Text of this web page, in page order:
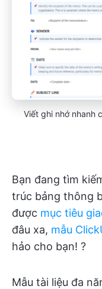
Viết ghi nhớ nhanh
Bạn đang tìm
trúc bảng thông
được mục tiêu
đâu xa, mẫu
hảo cho bạn! ?
Mẫu tài liệu đa